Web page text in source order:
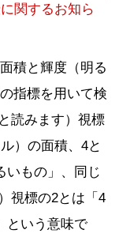
関するお知ら
積と輝度（明る
指標を用いて検
読みます）視標
）の面積、4と
いもの」、同じ
視標の2とは「4
という意味で